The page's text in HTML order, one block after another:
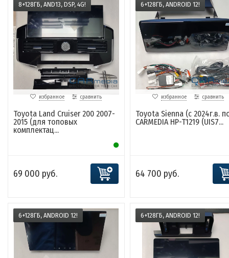
8+128ГБ, AND13, DSP, 4G!
избранное сравнить
Toyota Land Cruiser 200 2007-
2015 (для топовых
комплектац...
69 000 руб.
6+128ГБ, ANDROID 12!
избранное сравнить
Toyota Sienna (c 2024г.в.
CARMEDIA HP-T1219 (UIS7...
64 700 руб.
6+128ГБ, ANDROID 12! 6+128ГБ, ANDROID 12!